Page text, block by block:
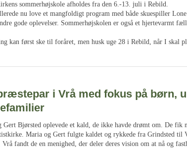
sommerhøjskole afholdes fra den 6.-13. juli i Rebild.
nu love et mangfoldigt program med både skuespiller
gode oplevelser. Sommerhøjskolen er også et hjertevarmt
kan først ske til foråret, men husk uge 28 i Rebild, når I skal
i Vrå med fokus på børn,
Gert Bjørsted oplevede et kald, de ikke havde drømt om. De
Maria og Gert fulgte kaldet og rykkede fra Grindsted til
Vrå fandt de en menighed, der deler deres vision om at nå og